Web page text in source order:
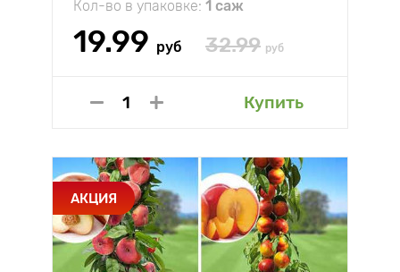
Кол-во в упаковке: 1 саж
19.99 руб 32.99 руб
Купить
АКЦИЯ